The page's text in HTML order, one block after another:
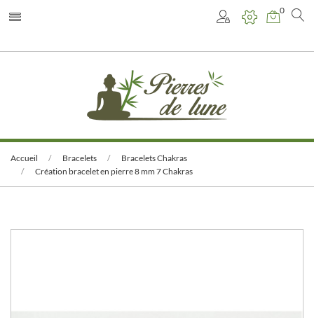
0
Accueil Bracelets
Bracelets Chakras
Création bracelet en pierre 8 mm 7 Chakras